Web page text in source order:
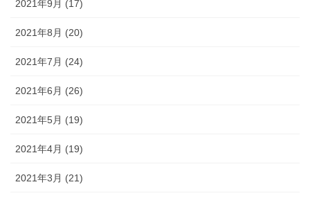
2021年9月 (17)
2021年8月 (20)
2021年7月 (24)
2021年6月 (26)
2021年5月 (19)
2021年4月 (19)
2021年3月 (21)